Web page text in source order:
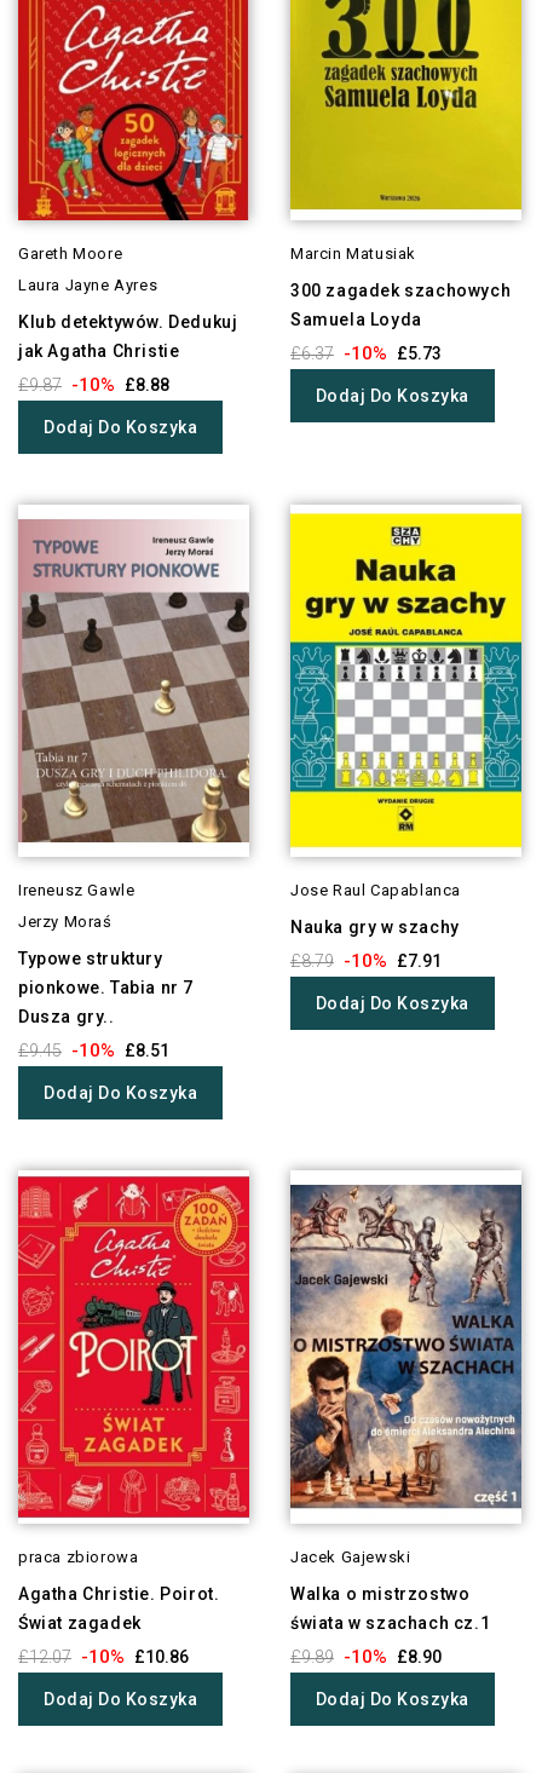
Gareth Moore
Laura Jayne Ayres
Klub detektywów. Dedukuj
jak Agatha Christie
£9.87 -10% £8.88
Dodaj Do Koszyka
Marcin Matusiak
300 zagadek szachowych
Samuela Loyda
£6.37 -10% £5.73
Dodaj Do Koszyka
Ireneusz Gawle
Jerzy Moraś
Typowe struktury
pionkowe. Tabia nr 7
Dusza gry..
£9.45 -10% £8.51
Dodaj Do Koszyka
Jose Raul Capablanca
Nauka gry w szachy
£8.79 -10% £7.91
Dodaj Do Koszyka
praca zbiorowa
Agatha Christie. Poirot.
Świat zagadek
£12.07 -10% £10.86
Dodaj Do Koszyka
Jacek Gajewski
Walka o mistrzostwo
świata w szachach cz.1
£9.89 -10% £8.90
Dodaj Do Koszyka